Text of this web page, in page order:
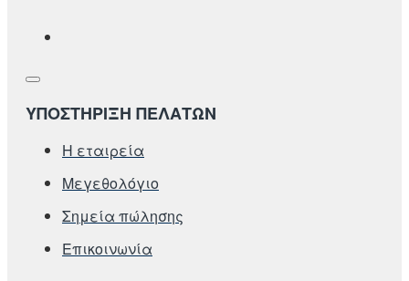
ΥΠΟΣΤΗΡΙΞΗ ΠΕΛΑΤΩΝ
Η εταιρεία
Μεγεθολόγιο
Σημεία πώλησης
Επικοινωνία